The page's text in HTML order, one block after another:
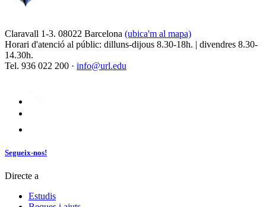
Claravall 1-3. 08022 Barcelona (ubica'm al mapa)
Horari d'atenció al públic: dilluns-dijous 8.30-18h. | divendres 8.30-
14.30h.
Tel. 936 022 200 · info@url.edu
Segueix-nos!
Directe a
Estudis